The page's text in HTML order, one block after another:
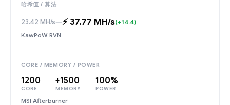
哈希值 / 算法
23.42 MH/s→⚡️ 37.77 MH/s(+14.4)
KawPoW RVN
CORE / MEMORY / POWER
1200
CORE
+1500
MEMORY
100%
POWER
MSI Afterburner